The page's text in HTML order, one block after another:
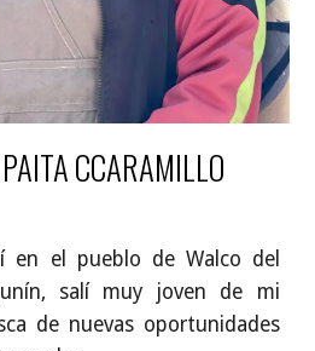
CCARAMILLO
en el pueblo de Walco del
salí muy joven de mi
de nuevas oportunidades